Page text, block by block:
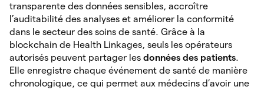
transparente des données sensibles, accroître
l’auditabilité des analyses et améliorer la conformité
dans le secteur des soins de santé. Grâce à la
blockchain de Health Linkages, seuls les opérateurs
autorisés peuvent partager les données des patients.
Elle enregistre chaque événement de santé de manière
chronologique, ce qui permet aux médecins d’avoir une